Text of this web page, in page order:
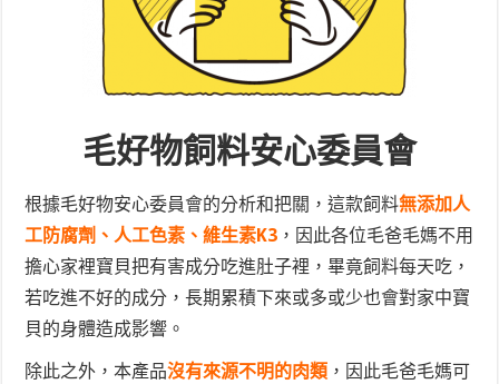
毛好物飼料安心委員會
根據毛好物安心委員會的分析和把關，這款飼料無添加人
工防腐劑、人工色素、維生素K3 ，因此各位毛爸毛媽不用
擔心家裡寶貝把有害成分吃進肚子裡，畢竟飼料每天吃，
若吃進不好的成分，長期累積下來或多或少也會對家中寶
貝的身體造成影響。
除此之外，本產品沒有來源不明的肉類 ，因此毛爸毛媽可